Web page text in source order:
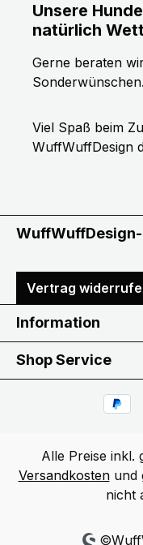
Unsere
natürlich
Gerne beraten
Sonderwünschen.
Viel Spaß beim
WuffWuffDesign
Vertrag
Information
Shop Service
Alle Preise inkl.
Versandkostenund
nicht